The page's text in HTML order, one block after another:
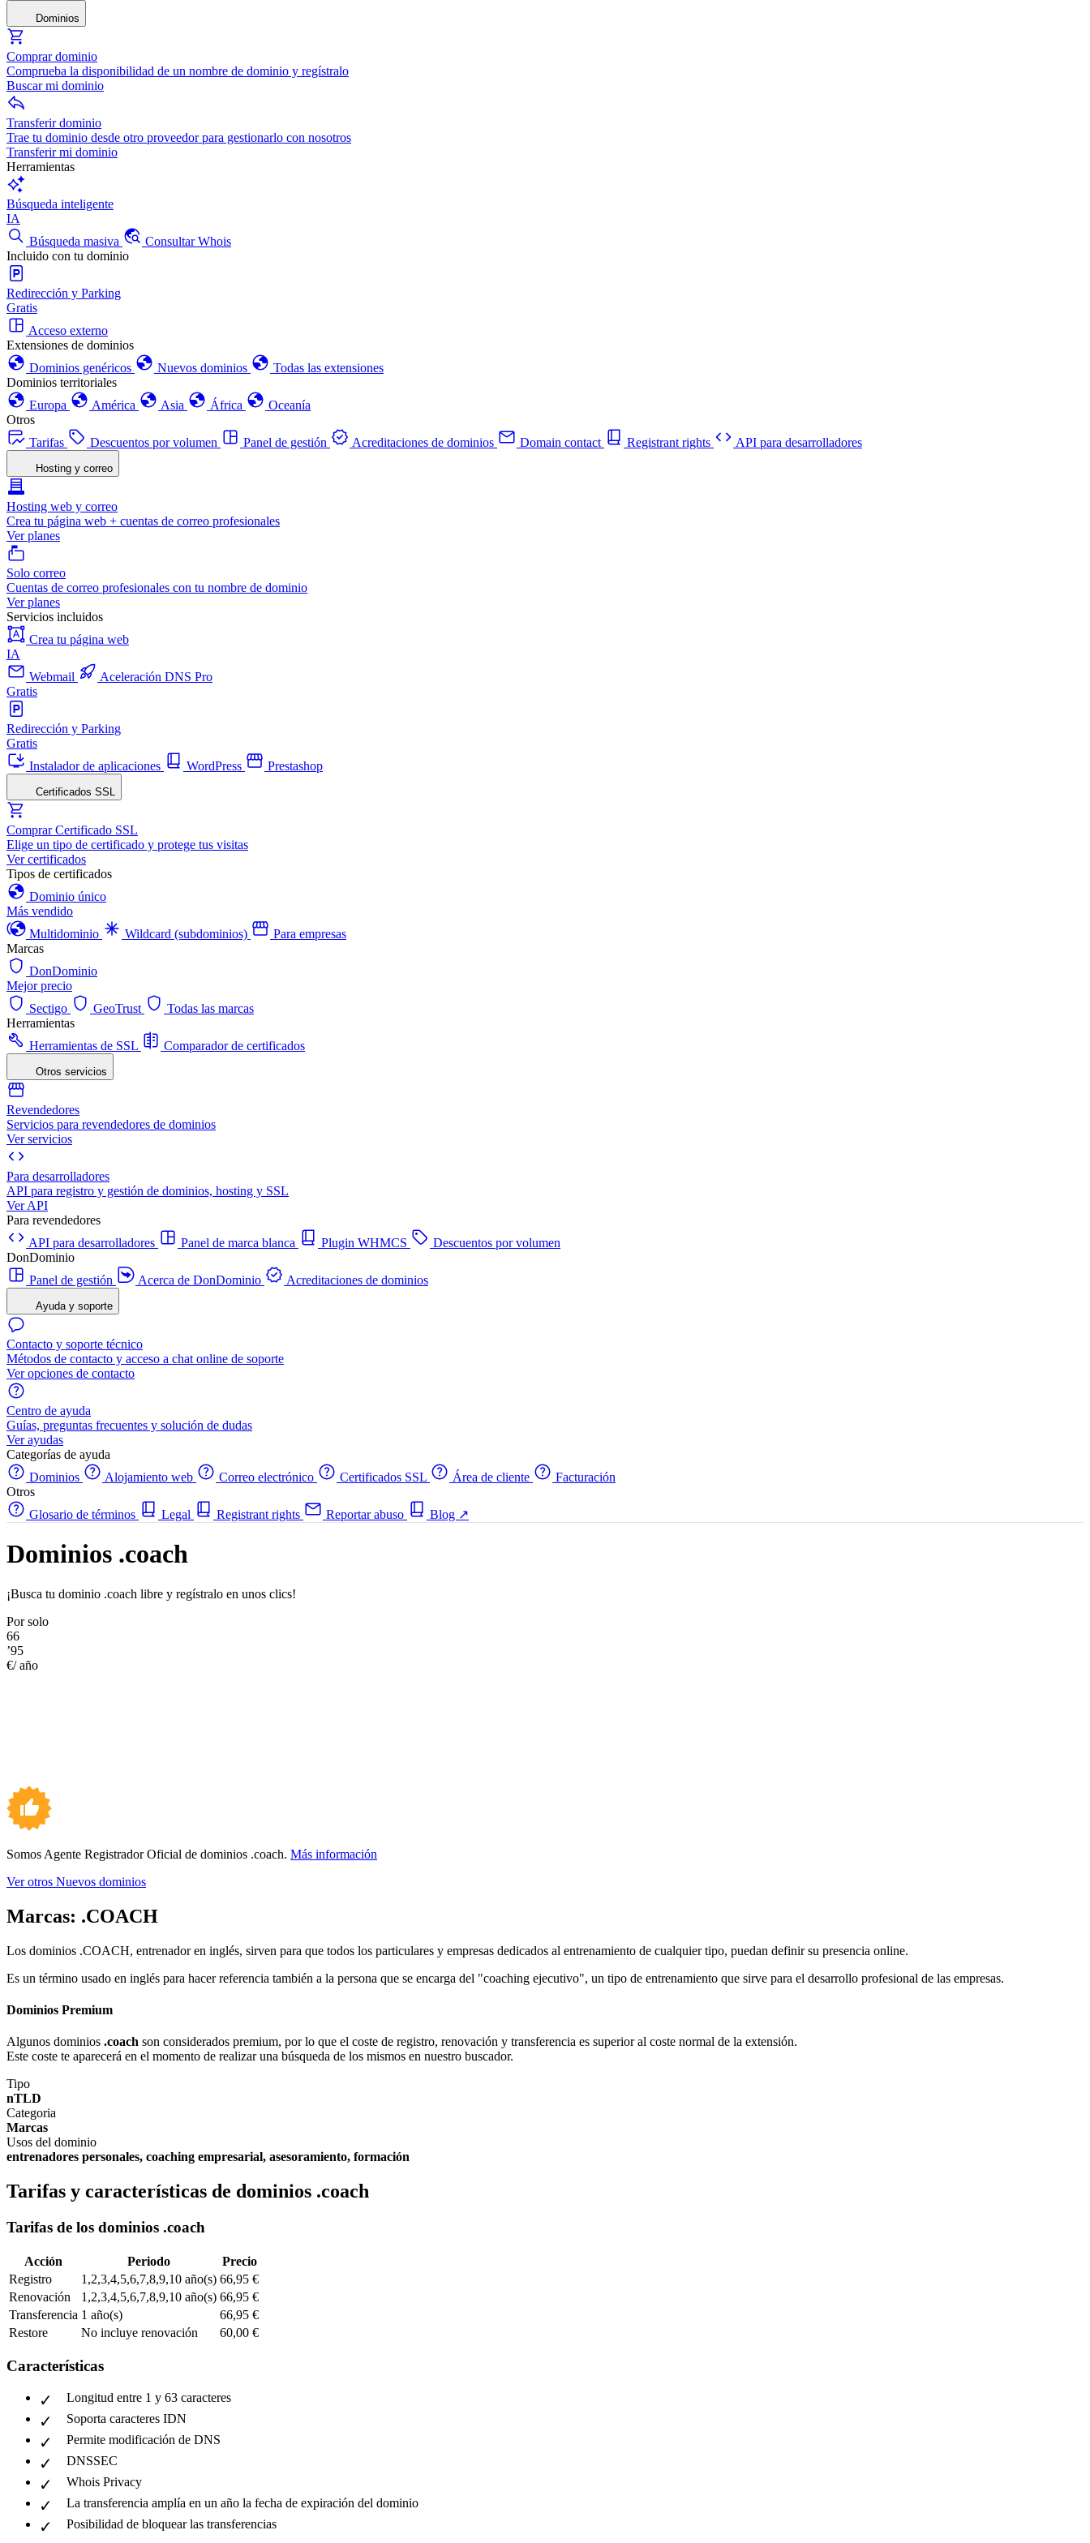
Dominios
Comprar dominio
Comprueba la disponibilidad de un nombre de dominio y regístralo
Buscar mi dominio
Transferir dominio
Trae tu dominio desde otro proveedor para gestionarlo con nosotros
Transferir mi dominio
Herramientas
Búsqueda inteligente
IA
Búsqueda masiva
Consultar Whois
Incluido con tu dominio
Redirección y Parking
Gratis
Acceso externo
Extensiones de dominios
Dominios genéricos
Nuevos dominios
Todas las extensiones
Dominios territoriales
Europa
América Asia África
Oceanía
Otros
Tarifas
Descuentos por volumen Panel de gestión Acreditaciones de dominios Domain contact Registrant rights API para desarrolladores
Hosting y correo
Hosting web y correo
Crea tu página web + cuentas de correo profesionales
Ver planes
Solo correo
Cuentas de correo profesionales con tu nombre de dominio
Ver planes
Servicios incluidos
Crea tu página web
IA
Webmail
Aceleración DNS Pro
Gratis
Redirección y Parking
Gratis
Instalador de aplicaciones
WordPress Prestashop
Certificados SSL
Comprar Certificado SSL
Elige un tipo de certificado y protege tus visitas
Ver certificados
Tipos de certificados
Dominio único
Más vendido
Multidominio
Wildcard (subdominios)
Para empresas
Marcas
DonDominio
Mejor precio
Sectigo
GeoTrust
Todas las marcas
Herramientas
Herramientas de SSL
Comparador de certificados
Otros servicios
Revendedores
Servicios para revendedores de dominios
Ver servicios
Para desarrolladores
API para registro y gestión de dominios, hosting y SSL
Ver API
Para revendedores
API para desarrolladores
Panel de marca blanca Plugin WHMCS
Descuentos por volumen
DonDominio
Panel de gestión
Acerca de DonDominio Acreditaciones de dominios
Ayuda y soporte
Contacto y soporte técnico
Métodos de contacto y acceso a chat online de soporte
Ver opciones de contacto
Centro de ayuda
Guías, preguntas frecuentes y solución de dudas
Ver ayudas
Categorías de ayuda
Dominios
Alojamiento web Correo electrónico Certificados SSL Área de cliente
Facturación
Otros
Glosario de términos
Legal Registrant rights Reportar abuso Blog ↗
Dominios .coach
¡Busca tu dominio .coach libre y regístralo en unos clics!
Por solo
66
’95
€/ año
Somos Agente Registrador Oficial de dominios .coach. Más información
Ver otros Nuevos dominios
Marcas: .COACH
Los dominios .COACH, entrenador en inglés, sirven para que todos los particulares y empresas dedicados al entrenamiento de cualquier tipo, puedan definir su presencia online.
Es un término usado en inglés para hacer referencia también a la persona que se encarga del "coaching ejecutivo", un tipo de entrenamiento que sirve para el desarrollo profesional de las empresas.
Dominios Premium
Algunos dominios .coach son considerados premium, por lo que el coste de registro, renovación y transferencia es superior al coste normal de la extensión.
Este coste te aparecerá en el momento de realizar una búsqueda de los mismos en nuestro buscador.
Tipo
nTLD
Categoria
Marcas
Usos del dominio
entrenadores personales, coaching empresarial, asesoramiento, formación
Tarifas y características de dominios .coach
Tarifas de los dominios .coach
Acción Periodo
Precio
Registro
1,2,3,4,5,6,7,8,9,10 año(s) 66,95 €
Renovación
1,2,3,4,5,6,7,8,9,10 año(s) 66,95 €
Transferencia 1 año(s)
66,95 €
Restore
No incluye renovación 60,00 €
Características
Longitud entre 1 y 63 caracteres
Soporta caracteres IDN
Permite modificación de DNS
DNSSEC
Whois Privacy
La transferencia amplía en un año la fecha de expiración del dominio
Posibilidad de bloquear las transferencias